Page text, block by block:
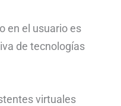
en el usuario es
de tecnologías
virtuales